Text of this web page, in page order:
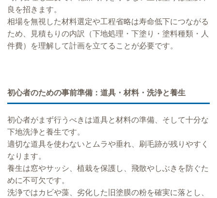
良を招きます。
相場を無視した材料選定や工程省略は寿命低下につながる
ため、見積もりの内訳（下地処理・下塗り・塗料種類・人
件費）を理解して計画を立てることが必要です。
初心者のための事前準備：道具・材料・洗浄と養生
初心者がまず行うべきは道具と材料の準備、そして十分な
下地洗浄と養生です。
適切な道具を使わないとムラや垂れ、刷毛跡が残りやすく
なります。
養生は窓やサッシ、植栽を保護し、飛散やしぶきを防ぐた
めに不可欠です。
洗浄ではカビや藻、劣化した旧塗膜の粉を確実に落とし、